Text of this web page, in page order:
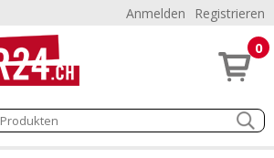
Anmelden Registrieren
0